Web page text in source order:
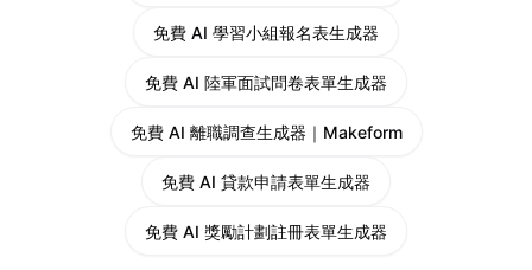
免費 AI 學習小組報名表生成器
免費 AI 陸軍面試問卷表單生成器
免費 AI 離職調查生成器｜Makeform
免費 AI 貸款申請表單生成器
免費 AI 獎勵計劃註冊表單生成器